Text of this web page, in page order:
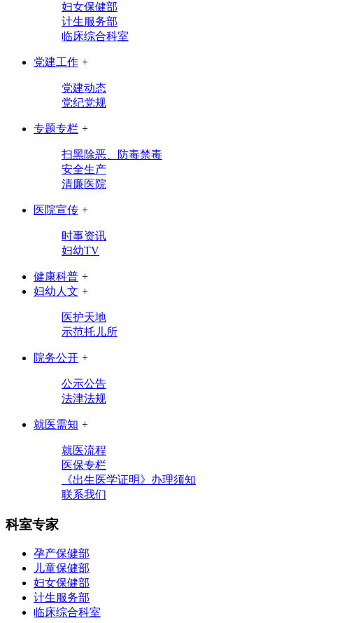
妇女保健部
计生服务部
临床综合科室
党建工作 +
党建动态
党纪党规
专题专栏 +
扫黑除恶、防毒禁毒
安全生产
清廉医院
医院宣传 +
时事资讯
妇幼TV
健康科普 +
妇幼人文 +
医护天地
示范托儿所
院务公开 +
公示公告
法津法规
就医需知 +
就医流程
医保专栏
《出生医学证明》办理须知
联系我们
科室专家
孕产保健部
儿童保健部
妇女保健部
计生服务部
临床综合科室